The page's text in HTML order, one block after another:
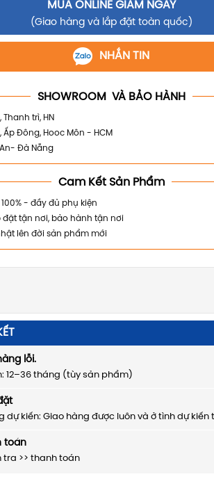
MUA ONLINE GIẢM NGAY
(Giao hàng và lắp đặt toàn quốc)
NHẮN TIN
SHOWROOM VÀ BẢO HÀNH
trì, HN
Ấp Đông, Hooc Môn - HCM
Đà Nẵng
Cam Kết Sản Phẩm
- đầy đủ phụ kiện
đặt tận nơi, bảo hành tận nơi
lên đời sản phẩm mới
lỗi.
12–36 tháng (tùy sản phẩm)
dự kiến: Giao hàng được luôn và ở tình dự kiến
toán
tra >> thanh toán